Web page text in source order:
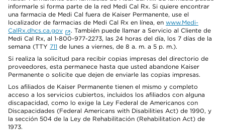
informarle si forma parte de la red Medi Cal Rx. Si quiere encontrar
una farmacia de Medi Cal fuera de Kaiser Permanente, use el
localizador de farmacias de Medi Cal Rx en línea, en www.Medi-
CalRx.dhcs.ca.gov
. También puede llamar a Servicio al Cliente de
Medi Cal Rx, al 1-800-977-2273, las 24 horas del día, los 7 días de la
semana (TTY 711 de lunes a viernes, de 8 a. m. a 5 p. m.).
Si realiza la solicitud para recibir copias impresas del directorio de
proveedores, esta permanece hasta que usted abandone Kaiser
Permanente o solicite que dejen de enviarle las copias impresas.
Los afiliados de Kaiser Permanente tienen el mismo y completo
acceso a los servicios cubiertos, incluidos los afiliados con alguna
discapacidad, como lo exige la Ley Federal de Americanos con
Discapacidades (Federal Americans with Disabilities Act) de 1990, y
la sección 504 de la Ley de Rehabilitación (Rehabilitation Act) de
1973.